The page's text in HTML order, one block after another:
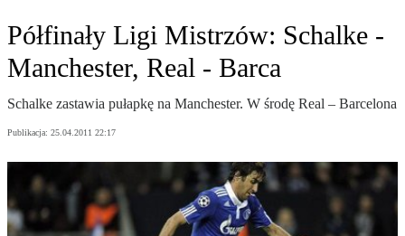
Półfinały Ligi Mistrzów: Schalke -
Manchester, Real - Barca
Schalke zastawia pułapkę na Manchester. W środę Real – Barcelona
Publikacja: 25.04.2011 22:17